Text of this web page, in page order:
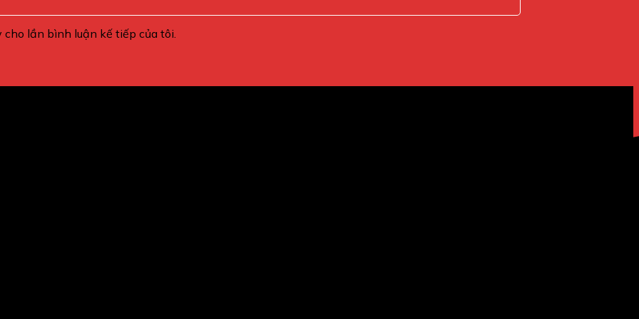
lần bình luận kế tiếp của tôi.